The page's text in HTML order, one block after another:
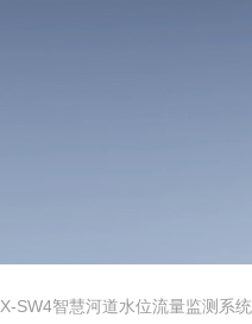
SW4智慧河道水位流量监测系统